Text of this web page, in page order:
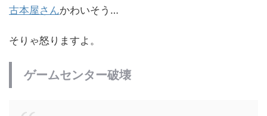
古本屋さんかわいそう…
そりゃ怒りますよ。
ゲームセンター破壊